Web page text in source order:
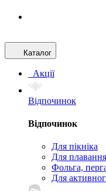
Каталог
Акції
Відпочинок
Відпочинок
Для пікніка
Для плавання
Фольга,
Для